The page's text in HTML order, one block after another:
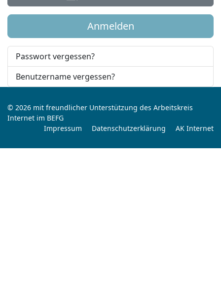
Anmelden
Passwort vergessen?
Benutzername vergessen?
© 2026 mit freundlicher Unterstützung des Arbeitskreis
Internet im BEFG
Impressum
Datenschutzerklärung AK Internet